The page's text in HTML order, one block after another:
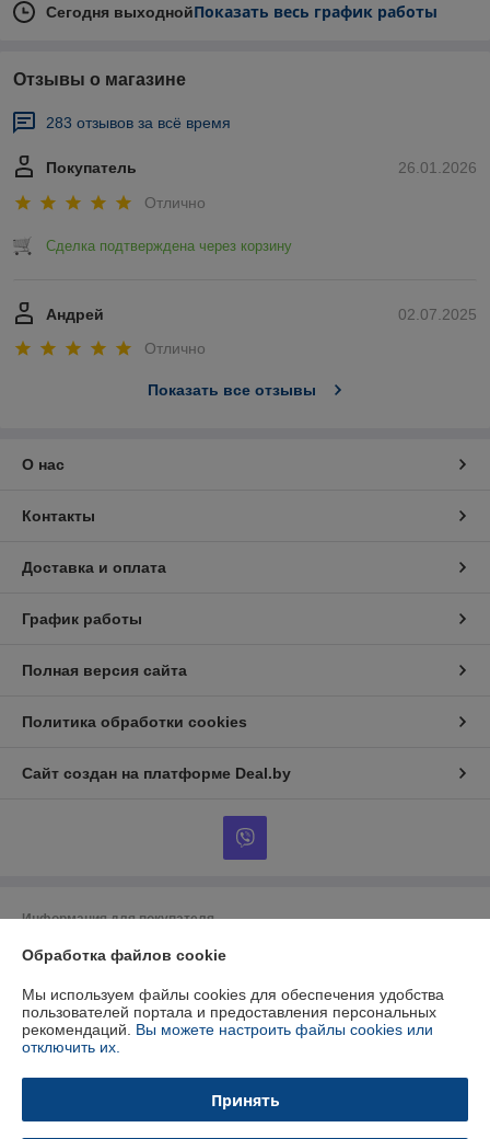
Сегодня выходнойПоказать весь график работы
Отзывы о магазине
283 отзывов за всё время
26.01.2026
Покупатель
Отлично
Сделка подтверждена через корзину
02.07.2025
Андрей
Отлично
Показать все отзывы
О нас
Контакты
Доставка и оплата
График работы
Полная версия сайта
Политика обработки cookies
Сайт создан на платформе Deal.by
Информация для покупателя
Юридическое лицо:ООО "БУРАН-Техно"
Регистрационный номер ЕГР: 192412723
УНП: 192412723
Регистрационный орган: Минский горисполком
Дата регистрации компании: 26.01.2015
Обработка файлов cookie
Мы используем файлы cookies для обеспечения удобства
пользователей портала и предоставления персональных
рекомендаций. Вы можете настроить файлы cookies или
отключить их.
Принять